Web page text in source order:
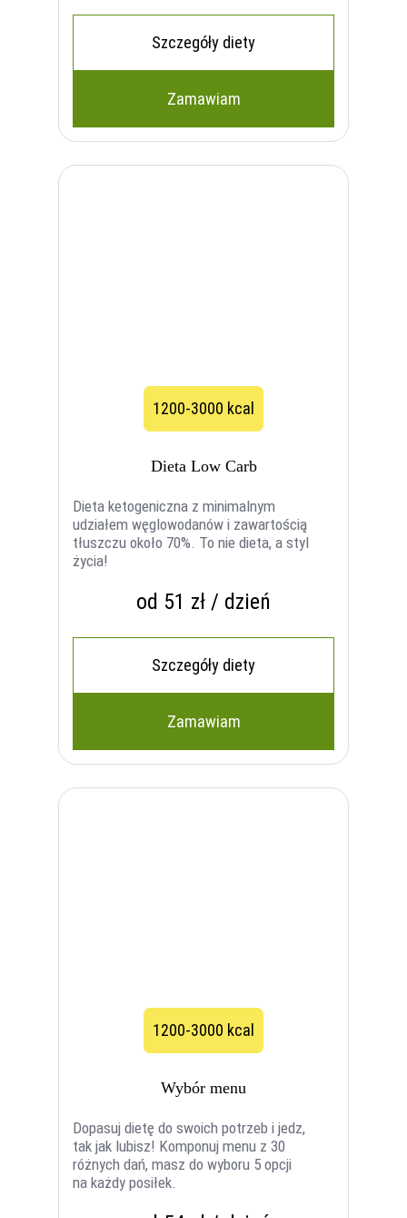
Szczegóły diety
Zamawiam
1200-3000 kcal
Dieta Low Carb
Dieta ketogeniczna z minimalnym
udziałem węglowodanów i zawartością
tłuszczu około 70%. To nie dieta, a styl
życia!
od 51 zł / dzień
Szczegóły diety
Zamawiam
1200-3000 kcal
Wybór menu
Dopasuj dietę do swoich potrzeb i jedz,
tak jak lubisz! Komponuj menu z 30
różnych dań, masz do wyboru 5 opcji
na każdy posiłek.